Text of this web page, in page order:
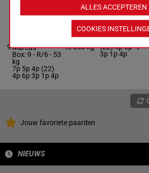
9
DANCE
Marcus
Box: 9 - R/6 - 53
kg
7p 5p 4p (22)
4p 6p 3p 1p 4p
R/653 kg
7p 5p 4p
(22) 4p 6p
3p 1p 4p
9
Jouw favoriete paarden
NIEUWS
ALLES ACCEPTEREN
COOKIES